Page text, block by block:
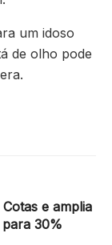
um idoso
de olho pode
e amplia
30%